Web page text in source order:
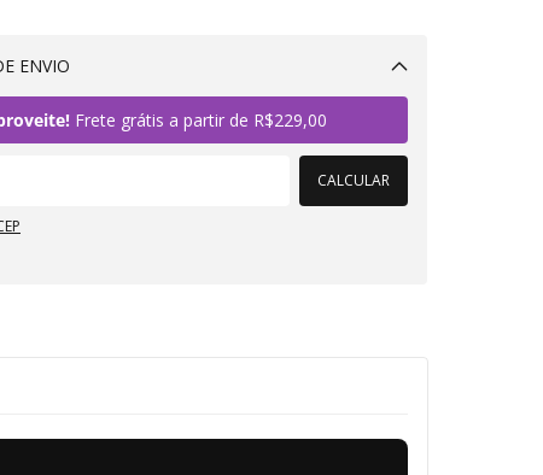
ENVIO
Frete grátis a partir de R$229,00
CALCULAR